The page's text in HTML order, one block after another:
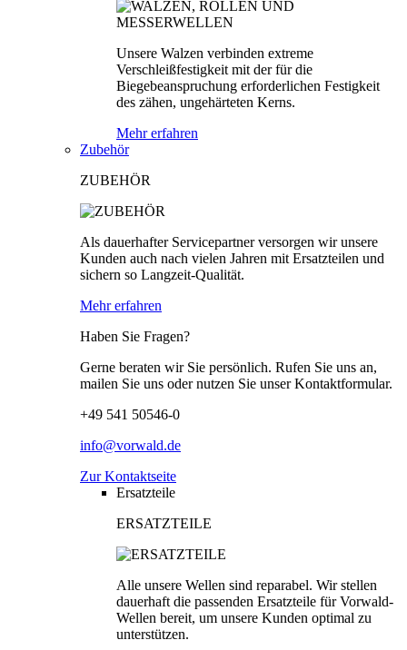
Unsere Walzen verbinden extreme
Verschleißfestigkeit mit der für die
Biegebeanspruchung erforderlichen Festigkeit
des zähen, ungehärteten Kerns.
Mehr erfahren
Zubehör
ZUBEHÖR
Als dauerhafter Servicepartner versorgen wir unsere
Kunden auch nach vielen Jahren mit Ersatzteilen und
sichern so Langzeit-Qualität.
Mehr erfahren
Haben Sie Fragen?
Gerne beraten wir Sie persönlich. Rufen Sie uns an,
mailen Sie uns oder nutzen Sie unser Kontaktformular.
+49 541 50546-0
info@vorwald.de
Zur Kontaktseite
Ersatzteile
ERSATZTEILE
Alle unsere Wellen sind reparabel. Wir stellen
dauerhaft die passenden Ersatzteile für Vorwald-
Wellen bereit, um unsere Kunden optimal zu
unterstützen.